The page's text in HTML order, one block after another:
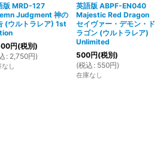
版 MRD-127
Judgment 神の
(ウルトラレア) 1st
円(税別)
: 2,750円)
し
英語版 ABPF-EN040
Majestic Red Dragon
セイヴァー・デモン・ド
ラゴン (ウルトラレア)
Unlimited
500円(税別)
(税込 : 550円)
在庫なし